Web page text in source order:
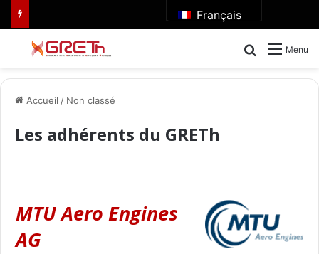
Français
Menu
Rechercher
Accueil / Non classé
Les adhérents du GRETh
MTU Aero Engines
AG